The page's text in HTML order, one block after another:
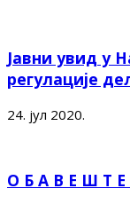
Јавни увид у
регулације
24. јул 2020.
О Б А В Е Ш Т